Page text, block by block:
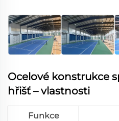
Ocelové konstrukce
hřišť – vlastnosti
Funkce